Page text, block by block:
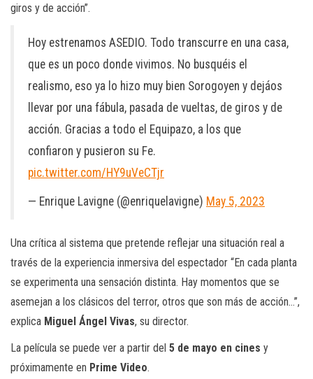
giros y de acción”.
Hoy estrenamos ASEDIO. Todo transcurre en una casa,
que es un poco donde vivimos. No busquéis el
realismo, eso ya lo hizo muy bien Sorogoyen y dejáos
llevar por una fábula, pasada de vueltas, de giros y de
acción. Gracias a todo el Equipazo, a los que
confiaron y pusieron su Fe.
pic.twitter.com/HY9uVeCTjr
— Enrique Lavigne (@enriquelavigne) May 5, 2023
Una crítica al sistema que pretende reflejar una situación real a
través de la experiencia inmersiva del espectador “En cada planta
se experimenta una sensación distinta. Hay momentos que se
asemejan a los clásicos del terror, otros que son más de acción…”,
explica Miguel Ángel Vivas, su director.
La película se puede ver a partir del 5 de mayo en cines y
próximamente en Prime Video.